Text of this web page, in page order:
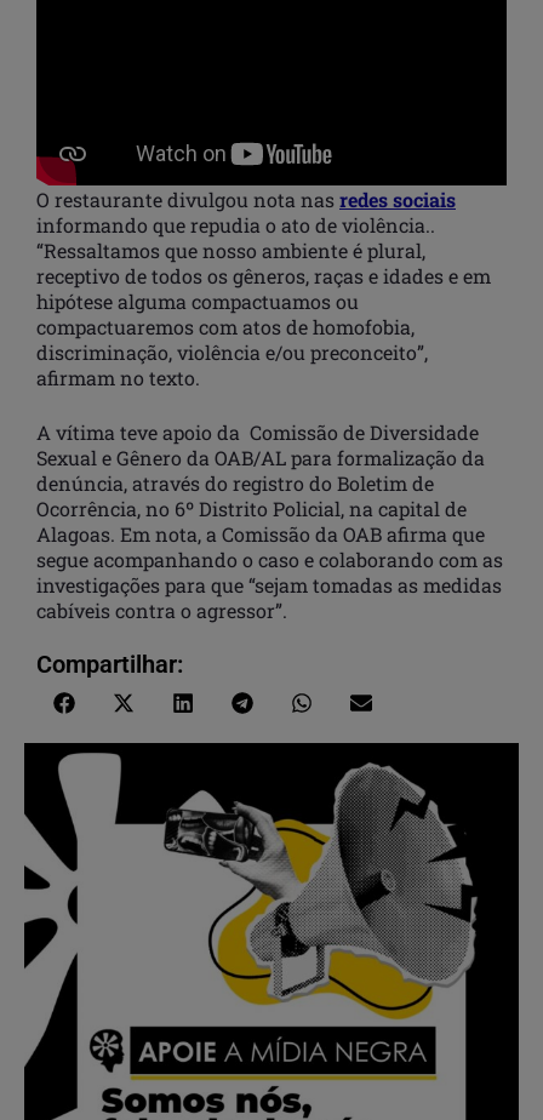
O restaurante divulgou nota nasredes sociais
informando que repudia o ato de violência..
“Ressaltamos que nosso ambiente é plural,
receptivo de todos os gêneros, raças e idades e em
hipótese alguma compactuamos ou
compactuaremos com atos de homofobia,
discriminação, violência e/ou preconceito”,
afirmam no texto.
A vítima teve apoio da Comissão de Diversidade
Sexual e Gênero da OAB/AL para formalização da
denúncia, através do registro do Boletim de
Ocorrência, no 6º Distrito Policial, na capital de
Alagoas. Em nota, a Comissão da OAB afirma que
segue acompanhando o caso e colaborando com as
investigações para que “sejam tomadas as medidas
cabíveis contra o agressor”.
Compartilhar: